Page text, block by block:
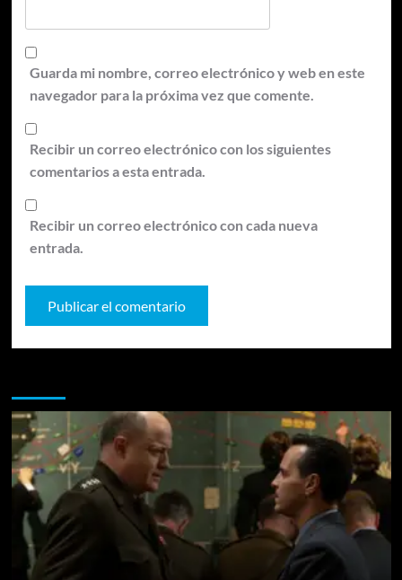
Guarda mi nombre, correo electrónico y web en este
navegador para la próxima vez que comente.
Recibir un correo electrónico con los siguientes
comentarios a esta entrada.
Recibir un correo electrónico con cada nueva
entrada.